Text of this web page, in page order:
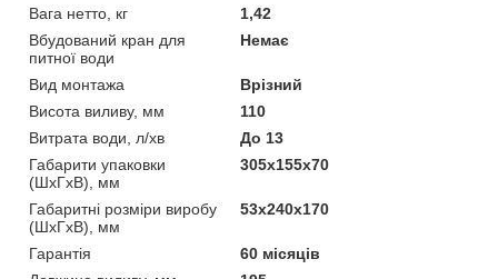
Вага нетто, кг
1,42
Вбудований кран для
питної води
Немає
Вид монтажа
Врізний
Висота виливу, мм
110
Витрата води, л/хв
До 13
Габарити упаковки
(ШхГхВ), мм
305х155х70
Габаритні розміри виробу
(ШхГхВ), мм
53х240х170
Гарантія
60 місяців